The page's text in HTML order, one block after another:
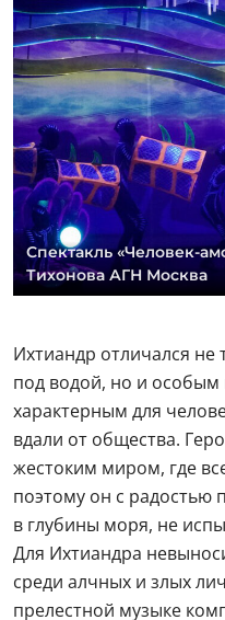
Спектакль «Человек-
Тихонова АГН Москва
Ихтиандр отличался
под водой, но и
характерным для
вдали от общества.
жестоким миром, где
поэтому он с радостью
в глубины моря, не
Для Ихтиандра
среди алчных и злых
прелестной музыке